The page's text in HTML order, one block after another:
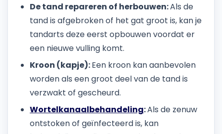
De tand repareren of herbouwen:Als de
tand is afgebroken of het gat groot is, kan je
tandarts deze eerst opbouwen voordat er
een nieuwe vulling komt.
Kroon (kapje):Een kroon kan aanbevolen
worden als een groot deel van de tand is
verzwakt of gescheurd.
Wortelkanaalbehandeling:Als de zenuw
ontstoken of geïnfecteerd is, kan